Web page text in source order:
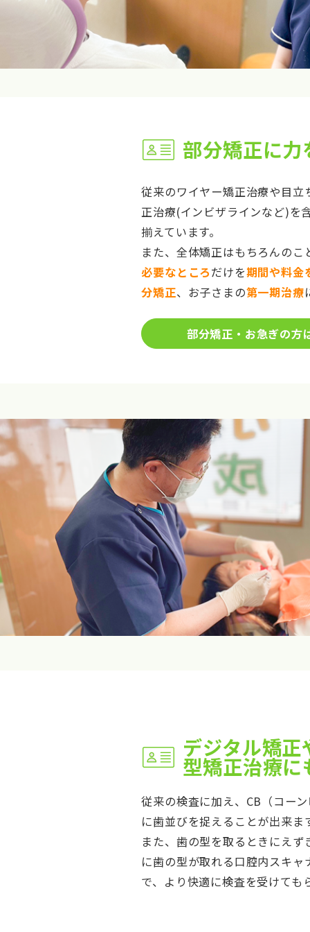
部分矯正に
従来のワイヤー矯正治療や目立
正治療(インビザラインなど)を
揃えています。
また、全体矯正はもちろんのこ
必要なところだけを期間や料金
分矯正、お子さまの第一期治療
部分矯正・お急ぎの方
デジタル矯
型矯正治療に
従来の検査に加え、CB（コー
に歯並びを捉えることが出来ま
また、歯の型を取るときにえ
に歯の型が取れる口腔内スキ
で、より快適に検査を受けても